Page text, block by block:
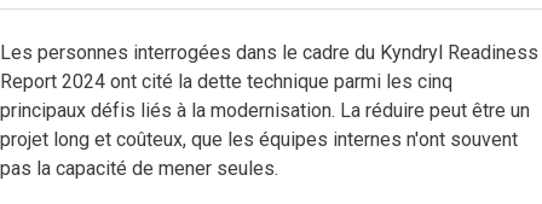
Les personnes interrogées dans le cadre du Kyndryl Readiness
Report 2024 ont cité la dette technique parmi les cinq
principaux défis liés à la modernisation. La réduire peut être un
projet long et coûteux, que les équipes internes n'ont souvent
pas la capacité de mener seules.